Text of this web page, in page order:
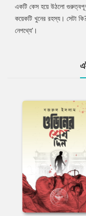
একটি কেস হয়ে উঠলো
কয়েকটি খুনের রহস্য। সেটা
নেপথ্যে’।